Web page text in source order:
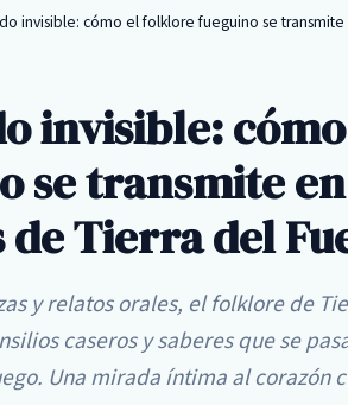
invisible: cómo el folklore fueguino se
invisible:
se transmite
de Tierra del
y relatos orales, el folklore de
caseros y saberes que se
Una mirada íntima al corazón